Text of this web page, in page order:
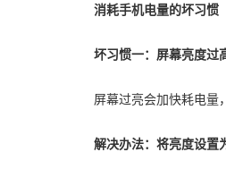
消耗手机电量的坏习惯
坏习惯一： 屏幕亮度过
屏幕过亮会加快耗电量
解决办法： 将亮度设置